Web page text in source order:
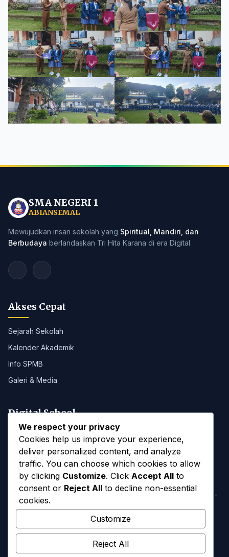
SMA NEGERI 1
ABIANSEMAL
Mewujudkan insan sekolah yang Spiritual, Mandiri, dan
Berbudaya berlandaskan Tri Hita Karana di era Digital.
Akses Cepat
Sejarah Sekolah
Kalender Akademik
Info SPMB
Galeri & Media
Digital School
Portal SMANAB
Kontak
Jl. Majapahit, Blahkiuh, Kec. Abiansemal, Kab. Badung, Bali -
80352
abiansemalsmansa@gmail.com
We respect your privacy
Cookies help us improve your experience,
deliver personalized content, and analyze
traffic. You can choose which cookies to allow
by clicking Customize. Click Accept All to
consent or Reject All to decline non-essential
cookies.
Customize
Reject All